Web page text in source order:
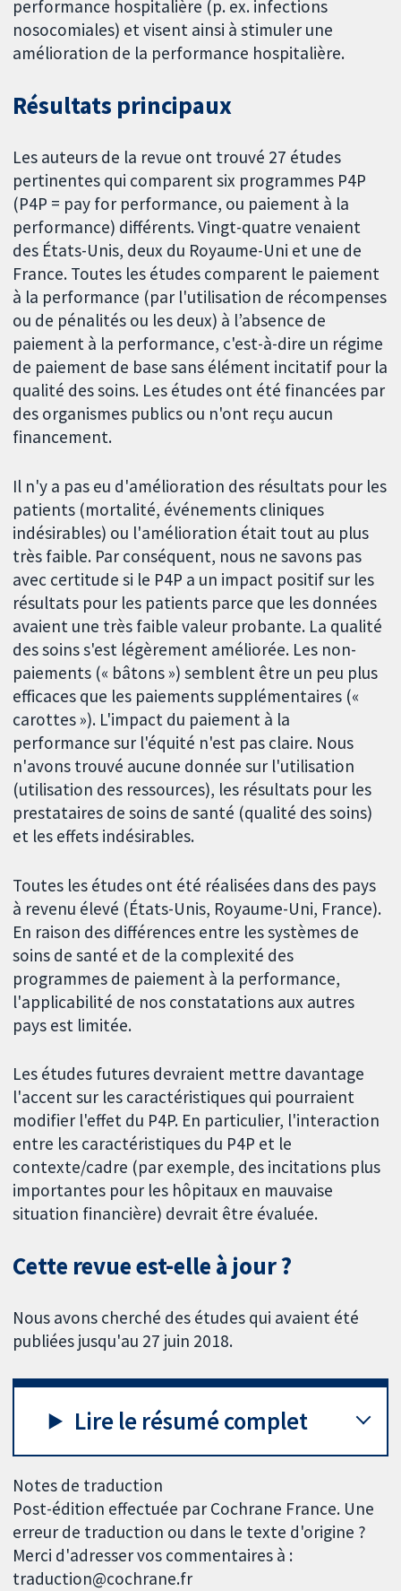
performance hospitalière (p. ex. infections
nosocomiales) et visent ainsi à stimuler une
amélioration de la performance hospitalière.
Résultats principaux
Les auteurs de la revue ont trouvé 27 études
pertinentes qui comparent six programmes P4P
(P4P = pay for performance, ou paiement à la
performance) différents. Vingt-quatre venaient
des États-Unis, deux du Royaume-Uni et une de
France. Toutes les études comparent le paiement
à la performance (par l'utilisation de récompenses
ou de pénalités ou les deux) à l’absence de
paiement à la performance, c'est-à-dire un régime
de paiement de base sans élément incitatif pour la
qualité des soins. Les études ont été financées par
des organismes publics ou n'ont reçu aucun
financement.
Il n'y a pas eu d'amélioration des résultats pour les
patients (mortalité, événements cliniques
indésirables) ou l'amélioration était tout au plus
très faible. Par conséquent, nous ne savons pas
avec certitude si le P4P a un impact positif sur les
résultats pour les patients parce que les données
avaient une très faible valeur probante. La qualité
des soins s'est légèrement améliorée. Les non-
paiements (« bâtons ») semblent être un peu plus
efficaces que les paiements supplémentaires («
carottes »). L'impact du paiement à la
performance sur l'équité n'est pas claire. Nous
n'avons trouvé aucune donnée sur l'utilisation
(utilisation des ressources), les résultats pour les
prestataires de soins de santé (qualité des soins)
et les effets indésirables.
Toutes les études ont été réalisées dans des pays
à revenu élevé (États-Unis, Royaume-Uni, France).
En raison des différences entre les systèmes de
soins de santé et de la complexité des
programmes de paiement à la performance,
l'applicabilité de nos constatations aux autres
pays est limitée.
Les études futures devraient mettre davantage
l'accent sur les caractéristiques qui pourraient
modifier l'effet du P4P. En particulier, l'interaction
entre les caractéristiques du P4P et le
contexte/cadre (par exemple, des incitations plus
importantes pour les hôpitaux en mauvaise
situation financière) devrait être évaluée.
Cette revue est-elle à jour ?
Nous avons cherché des études qui avaient été
publiées jusqu'au 27 juin 2018.
Lire le résumé complet
Notes de traduction
Post-édition effectuée par Cochrane France. Une
erreur de traduction ou dans le texte d'origine ?
Merci d'adresser vos commentaires à :
traduction@cochrane.fr